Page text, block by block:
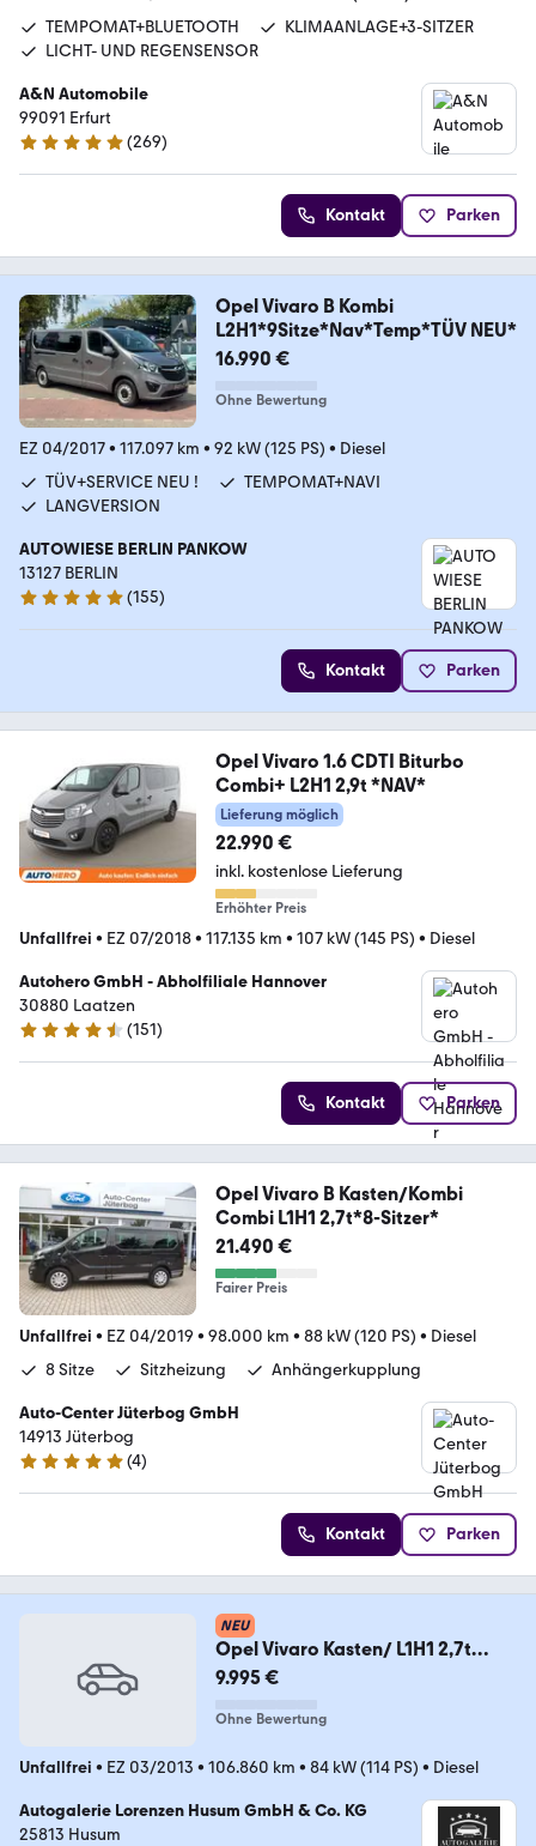
TEMPOMAT+BLUETOOTH
KLIMAANLAGE+3-SITZER
LICHT- UND REGENSENSOR
A&N Automobile
99091 Erfurt
4.9 Sterne
(269)
Kontakt Parken
Opel Vivaro B Kombi
L2H1*9Sitze*Nav*Temp*TÜV NEU*
16.990 €
Ohne Bewertung
EZ 04/2017• 117.097 km • 92 kW (125 PS) • Diesel
TÜV+SERVICE NEU !
TEMPOMAT+NAVI
LANGVERSION
AUTOWIESE BERLIN PANKOW
13127 BERLIN
4.9 Sterne
(155)
Kontakt Parken
Opel Vivaro 1.6 CDTI Biturbo
Combi+ L2H1 2,9t *NAV*
Lieferung möglich
22.990 €
inkl. kostenlose Lieferung
Erhöhter Preis
Unfallfrei • EZ 07/2018• 117.135 km • 107 kW (145 PS) • Diesel
Autohero GmbH - Abholfiliale Hannover
30880 Laatzen
4.7 Sterne
(151)
Kontakt Parken
Opel Vivaro B Kasten/Kombi
Combi L1H1 2,7t*8-Sitzer*
21.490 €
Fairer Preis
Unfallfrei • EZ 04/2019 • 98.000 km • 88 kW (120 PS) • Diesel
8 Sitze
Sitzheizung Anhängerkupplung
Auto-Center Jüterbog GmbH
14913 Jüterbog
5 Sterne
(4)
Kontakt Parken
NEU
Opel Vivaro Kasten/ L1H1 2,7t
/HU.8.26/AHK/ 9.SITZER
9.995 €
Ohne Bewertung
Unfallfrei • EZ 03/2013 • 106.860 km • 84 kW (114 PS) • Diesel
Autogalerie Lorenzen Husum GmbH & Co. KG
25813 Husum